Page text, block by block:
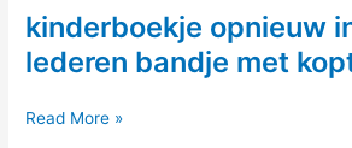
perkamenten
band
en
rondom
kinderboekje opnieuw
lederen bandje met
kinderboekje
Read More »